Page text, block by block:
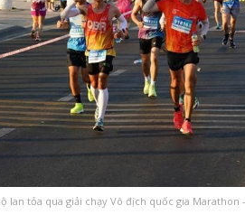
lan tỏa qua giải chạy Vô địch quốc gia Marathon